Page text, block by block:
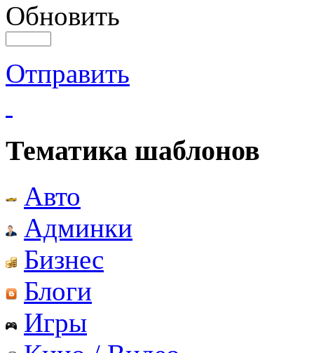
Обновить
Отправить
Тематика шаблонов
Авто
Админки
Бизнес
Блоги
Игры